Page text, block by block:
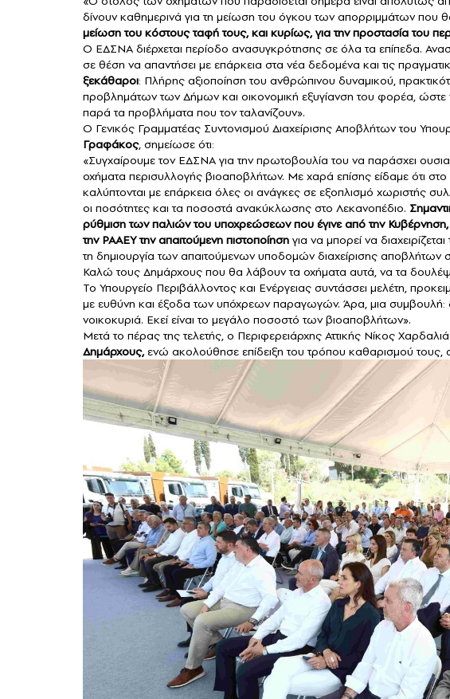
δίνουν καθημερινά για τη μείωση του όγκου των απορριμμάτων που
μείωση του κόστους ταφή τους, και κυρίως, για την προστασία του
Ο ΕΔΣΝΑ διέρχεται περίοδο ανασυγκρότησης σε όλα τα επίπεδα.
σε θέση να απαντήσει με επάρκεια στα νέα δεδομένα και τις
ξεκάθαροι: Πλήρης αξιοποίηση του ανθρώπινου δυναμικού,
προβλημάτων των Δήμων και οικονομική εξυγίανση του φορέα, ώστε
παρά τα προβλήματα που τον ταλανίζουν».
Ο Γενικός Γραμματέας Συντονισμού Διαχείρισης Αποβλήτων του
Γραφάκος, σημείωσε ότι:
«Συγχαίρουμε τον ΕΔΣΝΑ για την πρωτοβουλία του να παράσχει
οχήματα περισυλλογής βιοαποβλήτων. Με χαρά επίσης είδαμε ότι
καλύπτονται με επάρκεια όλες οι ανάγκες σε εξοπλισμό χωριστής
οι ποσότητες και τα ποσοστά ανακύκλωσης στο Λεκανοπέδιο.
ρύθμιση των παλιών του υποχρεώσεων που έγινε από την
την ΡΑΑΕΥ την απαιτούμενη πιστοποίηση για να μπορεί να
τη δημιουργία των απαιτούμενων υποδομών διαχείρισης αποβλήτων
Καλώ τους Δημάρχους που θα λάβουν τα οχήματα αυτά, να τα
Το Υπουργείο Περιβάλλοντος και Ενέργειας συντάσσει μελέτη,
με ευθύνη και έξοδα των υπόχρεων παραγωγών. Άρα, μια
νοικοκυριά. Εκεί είναι το μεγάλο ποσοστό των βιοαποβλήτων».
Μετά το πέρας της τελετής, ο Περιφερειάρχης Αττικής Νίκος
Δημάρχους,ενώ ακολούθησε επίδειξη του τρόπου καθαρισμού